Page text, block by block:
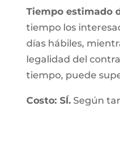
Tiempo estimado
tiempo los
días hábiles,
legalidad del
tiempo, puede
Costo: SÍ.Según